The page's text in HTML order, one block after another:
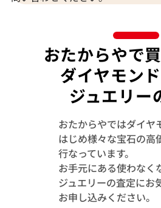
K18WG/K14WG ルビー ・ダイヤモ
アス/イヤリング 2.2・2.2・0.08・
おたからやで
ダイヤモン
ジュエリー
おたからやではダイヤ
はじめ様々な宝石の高
行なっています。
お手元にある使わなく
ジュエリーの査定にお
お申し込みください。